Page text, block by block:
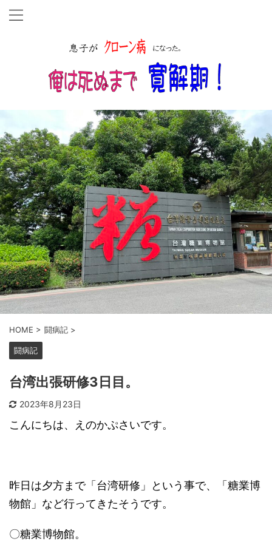
HOME > 闘病記 >
闘病記
台湾出張研修3日目。
2023年8月23日
こんにちは、えのかぷさいです。
昨日は夕方まで「台湾研修」という事で、「糖業博
物館」など行ってきたそうです。
〇糖業博物館。